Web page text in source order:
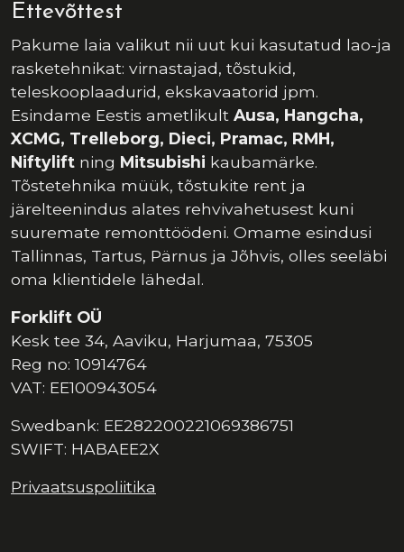
Ettevõttest
Pakume laia valikut nii uut kui kasutatud lao-ja
rasketehnikat: virnastajad, tõstukid,
teleskooplaadurid, ekskavaatorid jpm.
Esindame Eestis ametlikult Ausa, Hangcha,
XCMG, Trelleborg, Dieci, Pramac, RMH,
Niftylift ning Mitsubishi kaubamärke.
Tõstetehnika müük, tõstukite rent ja
järelteenindus alates rehvivahetusest kuni
suuremate remonttöödeni. Omame esindusi
Tallinnas, Tartus, Pärnus ja Jõhvis, olles seeläbi
oma klientidele lähedal.
Forklift OÜ
Kesk tee 34, Aaviku, Harjumaa, 75305
Reg no: 10914764
VAT: EE100943054
Swedbank: EE282200221069386751
SWIFT: HABAEE2X
Privaatsuspoliitika